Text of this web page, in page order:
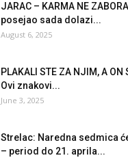
JARAC – KARMA NE
posejao sada dolazi...
August 6, 2025
PLAKALI STE ZA NJIM, A ON
Ovi znakovi...
June 3, 2025
Strelac: Naredna sedmica
– period do 21. aprila...